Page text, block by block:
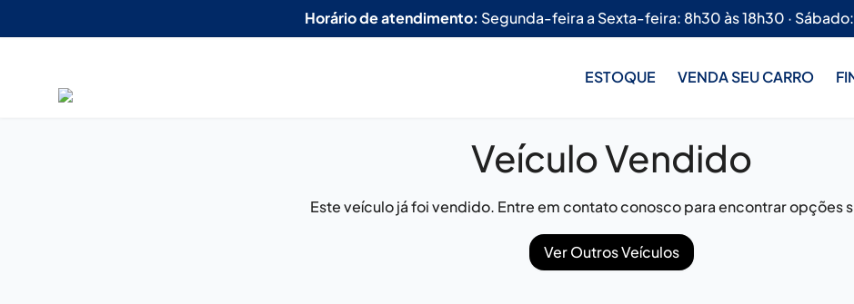
Horário de atendimento: Segunda-feira a Sexta-feira: 8h30 às 18h30 · Sábado:
ESTOQUE VENDA SEU CARRO
Veículo Vendido
Este veículo já foi vendido. Entre em contato conosco para encontrar opções
Ver Outros Veículos